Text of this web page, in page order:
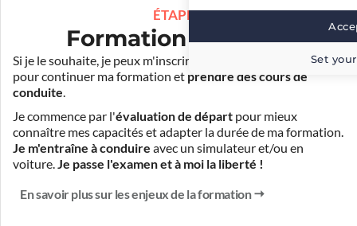
ÉTAPE 3
Formation pratique
Si je le souhaite, je peux m'inscrire auprès de mon auto-école
pour continuer ma formation et prendre des cours de
conduite.
Je commence par l'évaluation de départ pour mieux
connaître mes capacités et adapter la durée de ma formation.
Je m'entraîne à conduire avec un simulateur et/ou en
voiture.Je passe l'examen et à moi la liberté !
En savoir plus sur les enjeux de la formation
Set